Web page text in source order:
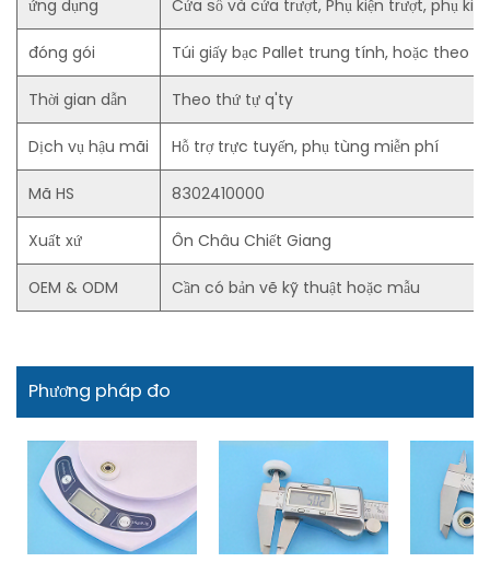
ứng dụng Cửa sổ và cửa trượt, Phụ kiện trượt, phụ
đóng gói Túi giấy bạc Pallet trung tính, hoặc theo
Thời gian dẫn Theo thứ tự q'ty
Dịch vụ hậu mãi Hỗ trợ trực tuyến, phụ tùng miễn phí
Mã HS 8302410000
Xuất xứ Ôn Châu Chiết Giang
OEM & ODM Cần có bản vẽ kỹ thuật hoặc mẫu
Phương pháp đo